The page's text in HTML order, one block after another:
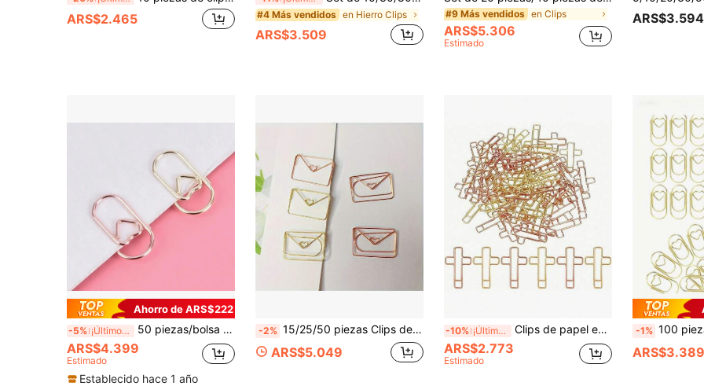
ARS$2.465 #4 Más vendidos en Hierro Clips
ARS$3.509
#9 Más vendidos en Clips
ARS$5.306
Estimado
ARS$3.594
Ahorro de ARS$222
-5% ¡Últimos 3 días 50 piezas/bolsa de clips de metal con forma de corazón y color dorado rosa, accesorios de oficina, clips de papel, recortes, artículos de papelería, proceso de chapado, regreso a la escuela, útiles escolares
ARS$4.399
Estimado
Establecido hace 1 año
-2% 15/25/50 piezas Clips de papel con forma de sobre, divertidos y lindos clips para papeles, marcadores, planificadores, suministros de oficina divertidos, regalos escolares, decoración de bodas, regreso a la escuela, útiles escolares
ARS$5.049
-10% ¡Últimos 3 días Clips de papel en forma de cruz, clips de papel de Biblia, clips de papel de diario, suministros para el estudio de la Biblia, suministros de diario cristiano, suministros de diario de la Biblia, clips de Biblia, útiles escolares, útiles escolares, suministros de estudio
ARS$2.773
Estimado
-1% 100 piezas/50 piezas/20 piezas Clips de papel en forma
ARS$3.389